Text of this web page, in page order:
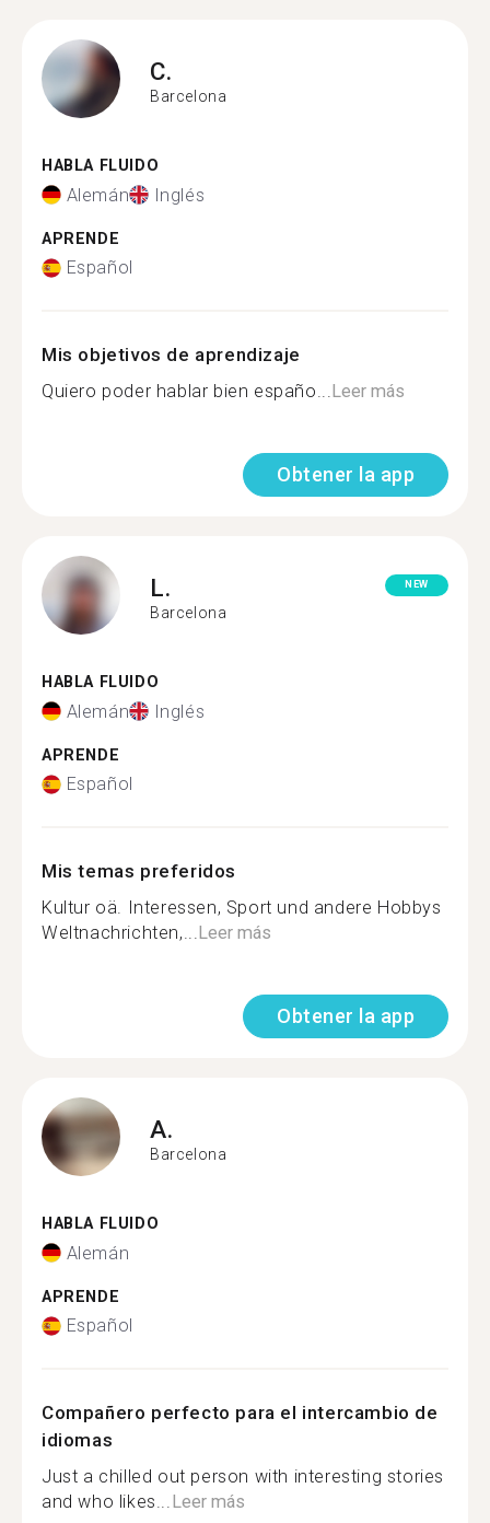
C.
Barcelona
HABLA FLUIDO
Alemán Inglés
APRENDE
Español
Mis objetivos de aprendizaje
Quiero poder hablar bien españo...Leer más
Obtener la app
L.
Barcelona
NEW
HABLA FLUIDO
Alemán Inglés
APRENDE
Español
Mis temas preferidos
Kultur oä. Interessen, Sport und andere Hobbys
Weltnachrichten,...Leer más
Obtener la app
A.
Barcelona
HABLA FLUIDO
Alemán
APRENDE
Español
Compañero perfecto para el intercambio de
idiomas
Just a chilled out person with interesting stories
and who likes...Leer más